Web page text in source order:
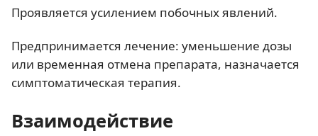
Проявляется усилением побочных явлений.
Предпринимается лечение: уменьшение дозы
или временная отмена препарата, назначается
симптоматическая терапия.
Взаимодействие